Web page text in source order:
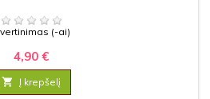
(-ai)
4,90 €
 Į krepšelį